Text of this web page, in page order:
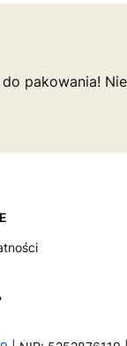
pakowania!